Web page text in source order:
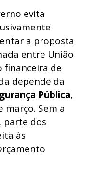
evita
a proposta
entre União
financeira de
depende da
Pública,
março. Sem a
parte dos
às